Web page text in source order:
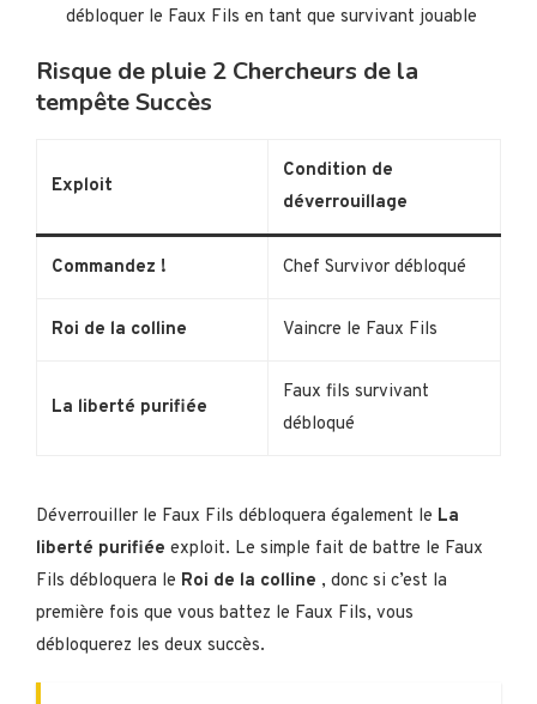
débloquer le Faux Fils en tant que survivant jouable
Risque de pluie 2 Chercheurs de la
tempête Succès
Exploit
Condition de
déverrouillage
Commandez ! Chef Survivor débloqué
Roi de la colline Vaincre le Faux Fils
La liberté purifiée
Faux fils survivant
débloqué
Déverrouiller le Faux Fils débloquera également le La
liberté purifiée exploit. Le simple fait de battre le Faux
Fils débloquera le Roi de la colline , donc si c’est la
première fois que vous battez le Faux Fils, vous
débloquerez les deux succès.